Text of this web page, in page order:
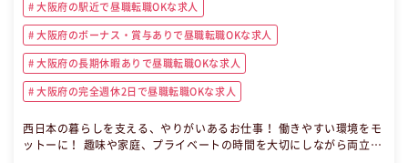
大阪府の駅近で昼職転職OKな求人
大阪府のボーナス・賞与ありで昼職転職OKな求人
大阪府の長期休暇ありで昼職転職OKな求人
大阪府の完全週休2日で昼職転職OKな求人
西日本の暮らしを支える、やりがいあるお仕事！ 働きやすい環境をモ
ットーに！ 趣味や家庭、プライベートの時間を大切にしながら両立し